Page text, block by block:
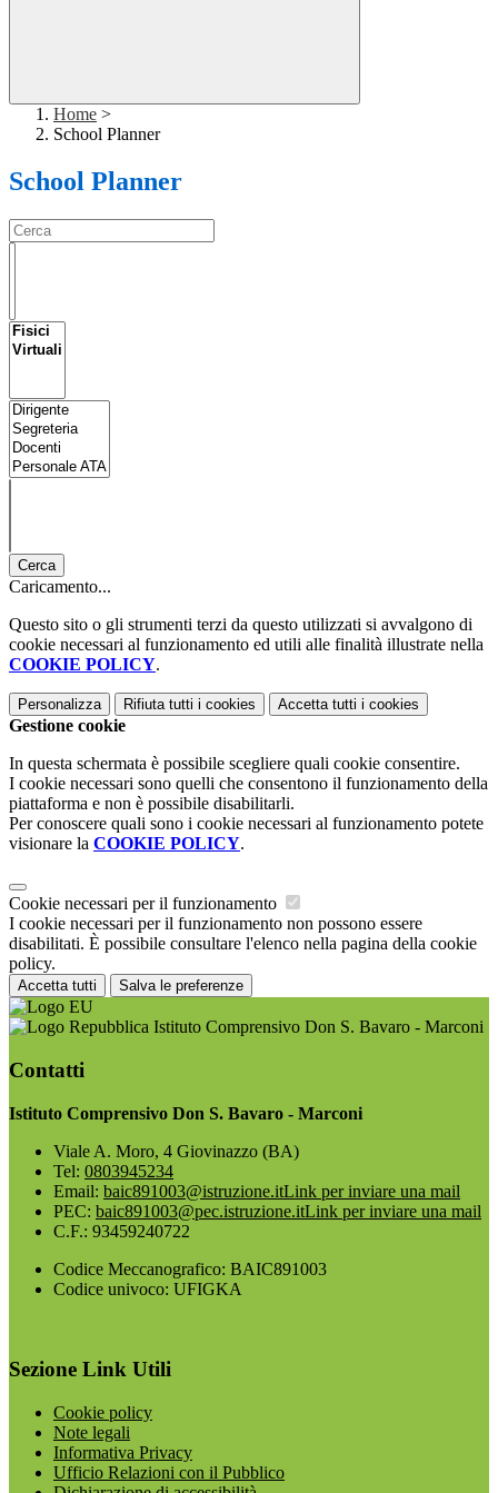
Home >
School Planner
School Planner
Cerca
Caricamento...
Questo sito o gli strumenti terzi da questo utilizzati si avvalgono di
cookie necessari al funzionamento ed utili alle finalità illustrate nella
COOKIE POLICY.
Personalizza Rifiuta tutti i cookies Accetta tutti i cookies
Gestione cookie
In questa schermata è possibile scegliere quali cookie consentire.
I cookie necessari sono quelli che consentono il funzionamento della
piattaforma e non è possibile disabilitarli.
Per conoscere quali sono i cookie necessari al funzionamento potete
visionare la COOKIE POLICY.
Cookie necessari per il funzionamento
I cookie necessari per il funzionamento non possono essere
disabilitati. È possibile consultare l'elenco nella pagina della cookie
policy.
Accetta tutti Salva le preferenze
Istituto Comprensivo Don S. Bavaro - Marconi
Contatti
Istituto Comprensivo Don S. Bavaro - Marconi
Viale A. Moro, 4 Giovinazzo (BA)
Tel: 0803945234
Email: baic891003@istruzione.itLink per inviare una mail
PEC: baic891003@pec.istruzione.itLink per inviare una mail
C.F.: 93459240722
Codice Meccanografico: BAIC891003
Codice univoco: UFIGKA
Sezione Link Utili
Cookie policy
Note legali
Informativa Privacy
Ufficio Relazioni con il Pubblico